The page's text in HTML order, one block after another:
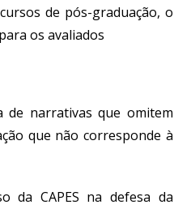
de pós-graduação, o
os avaliados
de narrativas que omitem
que não corresponde à
da CAPES na defesa da